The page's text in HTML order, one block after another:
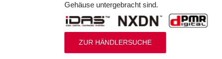
Gehäuse untergebracht sind.
ZUR HÄNDLERSUCHE